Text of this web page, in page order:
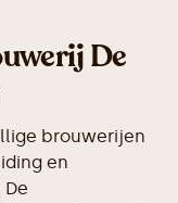
De
brouwerijen
en